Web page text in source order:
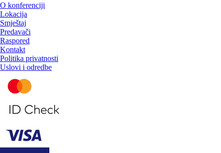
O konferenciji
Lokacija
Smještaj
Predavači
Raspored
Kontakt
Politika privatnosti
Uslovi i odredbe